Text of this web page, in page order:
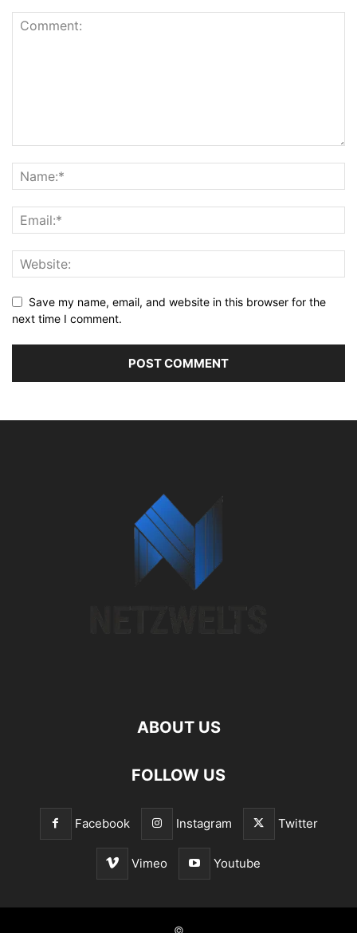
Save my name, email, and website in this browser for the
next time I comment.
ABOUT US
FOLLOW US
Facebook Instagram Twitter
Vimeo Youtube
©